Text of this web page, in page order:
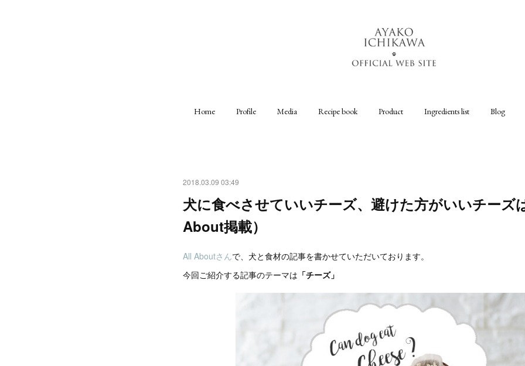
Home Profile Media Recipe book Product Ingredients list Blog
2018.03.09 03:49
犬に食べさせていいチーズ、避けた方がいいチーズ
About掲載）
All Aboutさんで、犬と食材の記事を書かせていただいております。
今回ご紹介する記事のテーマは 「チーズ」